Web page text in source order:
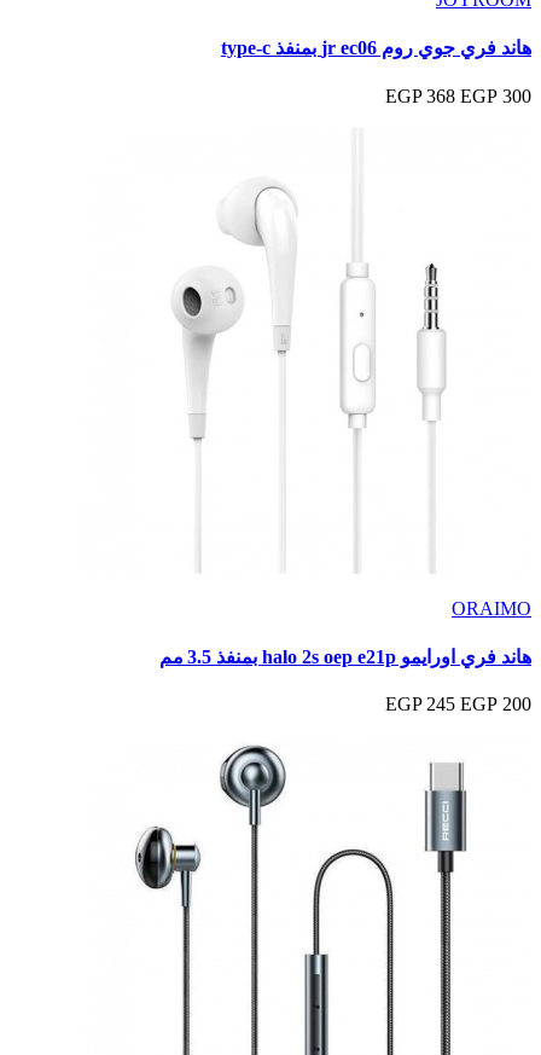
هاند فري جوي روم jr ec06 بمنفذ type-c
300 EGP
368 EGP
ORAIMO
هاند فري اورايمو halo 2s oep e21p بمنفذ 3.5 مم
200 EGP
245 EGP